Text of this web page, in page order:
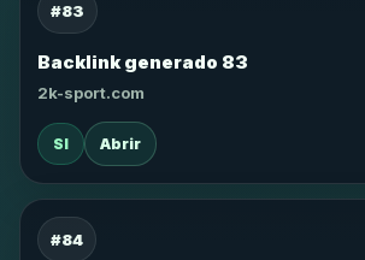
#83
Backlink generado 83
2k-sport.com
SI Abrir
#84